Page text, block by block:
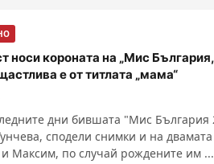
носи короната на „Мис
е от титлата „мама“
дни бившата "Мис България
сподели снимки и на
Максим, по случай рождените им